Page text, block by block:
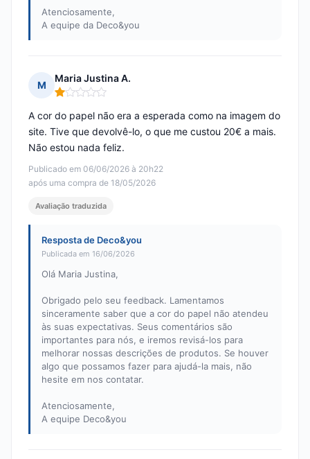
Atenciosamente,
A equipe da Deco&you
M
Maria Justina A.
Nota: 1 em 5
Publicado em 06/06/2026 à 20h22
após uma compra de 18/05/2026
A cor do papel não era a esperada como na imagem do
site. Tive que devolvê-lo, o que me custou 20€ a mais.
Não estou nada feliz.
Avaliação traduzida
Resposta de Deco&you
Publicada em 16/06/2026
Olá Maria Justina,
Obrigado pelo seu feedback. Lamentamos
sinceramente saber que a cor do papel não atendeu
às suas expectativas. Seus comentários são
importantes para nós, e iremos revisá-los para
melhorar nossas descrições de produtos. Se houver
algo que possamos fazer para ajudá-la mais, não
hesite em nos contatar.
Atenciosamente,
A equipe Deco&you